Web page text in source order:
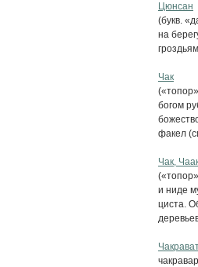
Цюнсан
(букв.
на
Чак
богом
факел
Чак,
и ниде
циста.